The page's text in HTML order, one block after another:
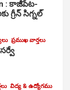
: కాజీపేట-
గ్రీన్ సిగ్నల్
ప్రముఖ వార్తలు
విద్య & ఉద్యోగము